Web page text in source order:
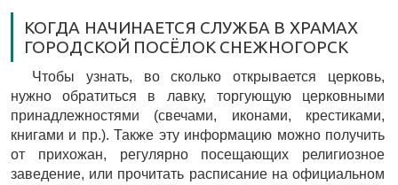
КОГДА НАЧИНАЕТСЯ СЛУЖБА В ХРАМАХ
ГОРОДСКОЙ ПОСЁЛОК СНЕЖНОГОРСК
Чтобы узнать, во сколько открывается церковь,
нужно обратиться в лавку, торгующую церковными
принадлежностями (свечами, иконами, крестиками,
книгами и пр.). Также эту информацию можно получить
от прихожан, регулярно посещающих религиозное
заведение, или прочитать расписание на официальном